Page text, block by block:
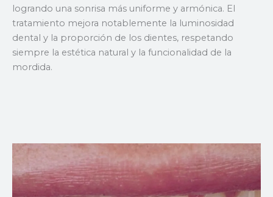
logrando una sonrisa más uniforme y armónica. El
tratamiento mejora notablemente la luminosidad
dental y la proporción de los dientes, respetando
siempre la estética natural y la funcionalidad de la
mordida.